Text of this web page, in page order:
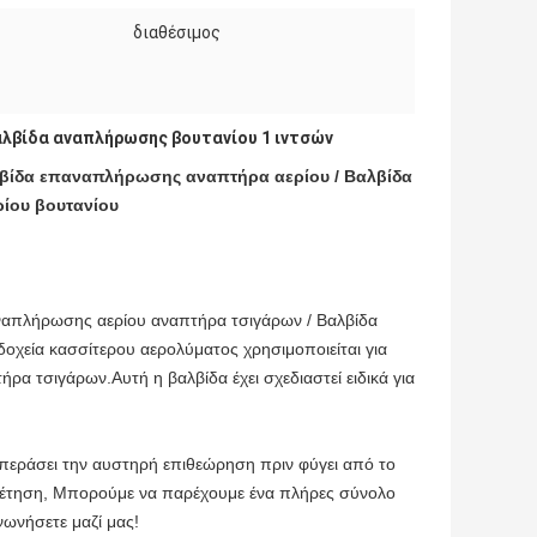
διαθέσιμος
αναπλήρωσης βουτανίου 1 ιντσών
επαναπλήρωσης αναπτήρα αερίου / Βαλβίδα
βουτανίου
αερίου αναπτήρα τσιγάρων / Βαλβίδα
κασσίτερου αερολύματος χρησιμοποιείται για
τσιγάρων.Αυτή η βαλβίδα έχει σχεδιαστεί ειδικά για
την αυστηρή επιθεώρηση πριν φύγει από το
Μπορούμε να παρέχουμε ένα πλήρες σύνολο
μαζί μας!